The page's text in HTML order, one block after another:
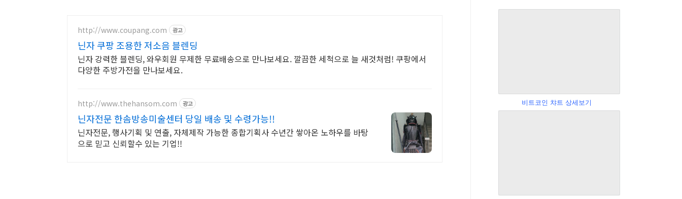
http://www.coupang.com 광고
닌자 쿠팡 조용한 저소음 블렌딩
닌자 강력한 블렌딩, 와우회원 무제한 무료배송으로 만나보세요. 깔끔한 세척으로 늘 새것처럼! 쿠팡에서
다양한 주방가전을 만나보세요.
http://www.thehansom.com 광고
닌자전문 한솜방송미술센터 당일 배송 및 수령가능!!
닌자전문, 행사기획 및 연출, 자체제작 가능한 종합기획사 수년간 쌓아온 노하우를 바탕
으로 믿고 신뢰할수 있는 기업!!
비트코인 챠트 상세보기